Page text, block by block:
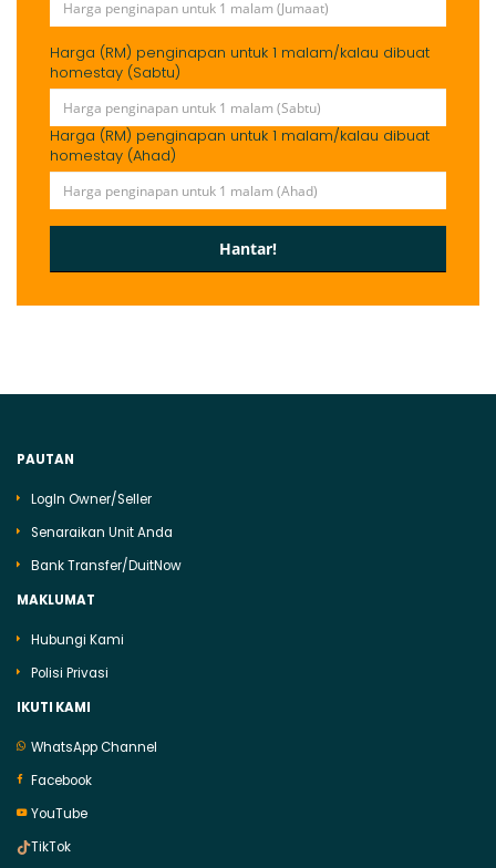
Harga (RM) penginapan untuk 1 malam/kalau dibuat
homestay (Sabtu)
Harga (RM) penginapan untuk 1 malam/kalau dibuat
homestay (Ahad)
PAUTAN
LogIn Owner/Seller
Senaraikan Unit Anda
Bank Transfer/DuitNow
MAKLUMAT
Hubungi Kami
Polisi Privasi
IKUTI KAMI
WhatsApp Channel
Facebook
YouTube
TikTok